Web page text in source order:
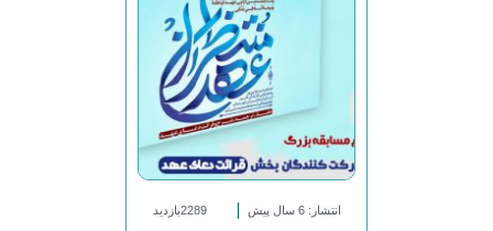
انتشار: 6 سال پیش 2289بازدید